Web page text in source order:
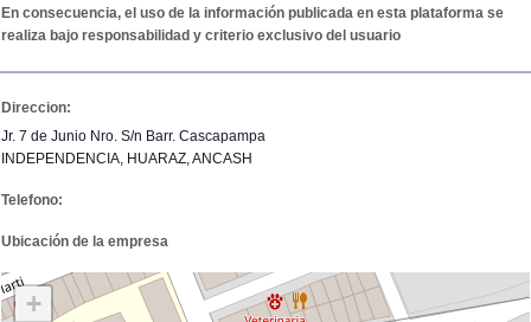
En consecuencia, el uso de la información publicada en esta plataforma se
realiza bajo responsabilidad y criterio exclusivo del usuario
Direccion:
Jr. 7 de Junio Nro. S/n Barr. Cascapampa
INDEPENDENCIA, HUARAZ, ANCASH
Telefono:
Ubicación de la empresa
+